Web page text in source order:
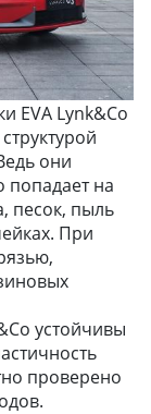
EVA Lynk&Co
они
попадает на
песок, пыль
При
устойчивы
проверено